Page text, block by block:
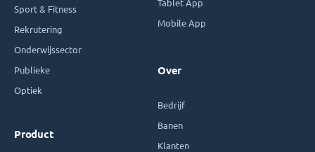
Sport & Fitness
Rekrutering
Onderwijssector
Publieke
Optiek
Product
Tablet App
Mobile App
Over
Bedrijf
Banen
Klanten